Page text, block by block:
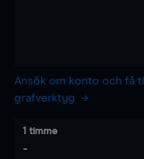
Ansök om konto och få
grafverktyg
1 timme
-